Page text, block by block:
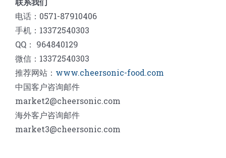
电话：0571-87910406
手机：13372540303
QQ： 964840129
微信：13372540303
推荐网站： www.cheersonic-food.com
中国客户咨询邮件
market2@cheersonic.com
海外客户咨询邮件
market3@cheersonic.com